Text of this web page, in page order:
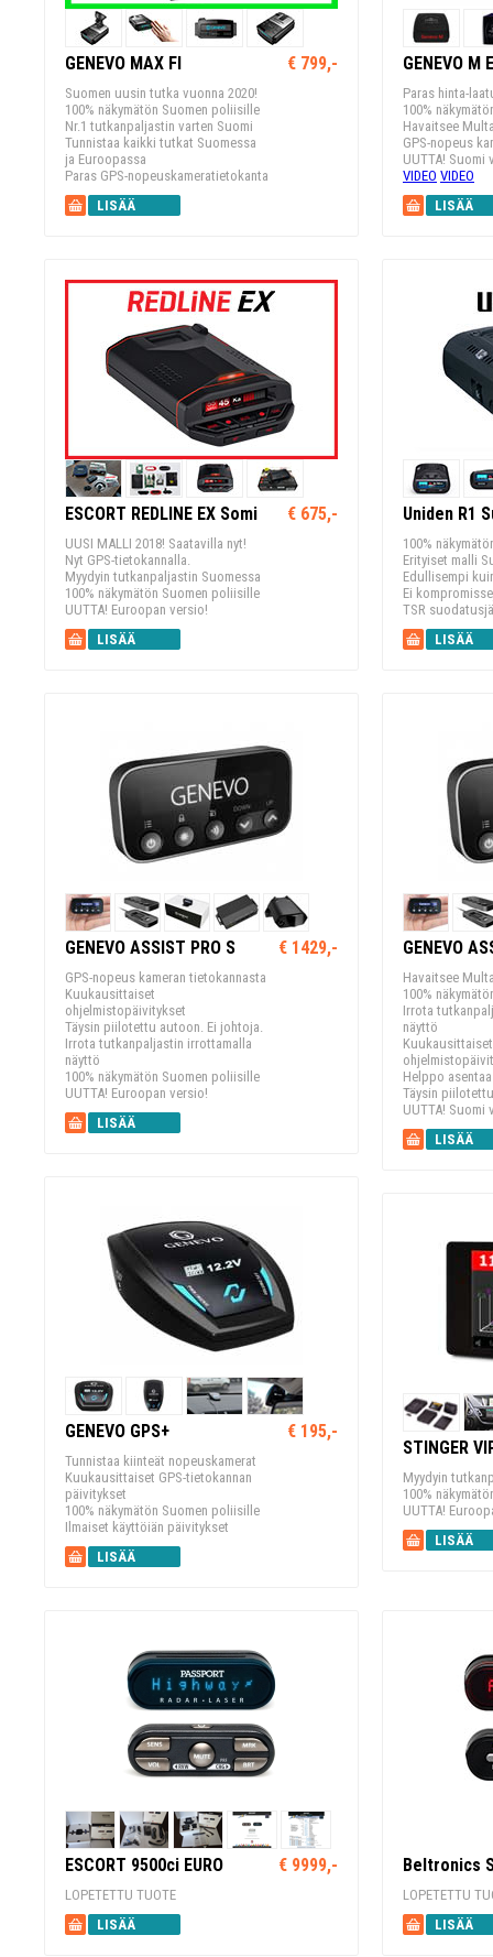
GENEVO MAX FI € 799,-
Suomen uusin tutka vuonna 2020!
100% näkymätön Suomen poliisille
Nr.1 tutkanpaljastin varten Suomi
Tunnistaa kaikki tutkat Suomessa
ja Euroopassa
Paras GPS-nopeuskameratietokanta
LISÄÄ
GENEVO M
Paras hinta-
100%
Havaitsee
GPS-nopeus
UUTTA! Suomi
VIDEO VIDEO
LISÄÄ
ESCORT REDLINE EX Somi € 675,-
UUSI MALLI 2018! Saatavilla nyt!
Nyt GPS-tietokannalla.
Myydyin tutkanpaljastin Suomessa
100% näkymätön Suomen poliisille
UUTTA! Euroopan versio!
LISÄÄ
Uniden R1
100%
Erityiset malli
Edullisempi
Ei
TSR
LISÄÄ
GENEVO ASSIST PRO S € 1429,-
GPS-nopeus kameran tietokannasta
Kuukausittaiset
ohjelmistopäivitykset
Täysin piilotettu autoon. Ei johtoja.
Irrota tutkanpaljastin irrottamalla
näyttö
100% näkymätön Suomen poliisille
UUTTA! Euroopan versio!
LISÄÄ
GENEVO
Havaitsee
100%
Irrota
näyttö
Kuukausittaiset
Helppo
Täysin
UUTTA! Suomi
LISÄÄ
GENEVO GPS+ € 195,-
Tunnistaa kiinteät nopeuskamerat
Kuukausittaiset GPS-tietokannan
päivitykset
100% näkymätön Suomen poliisille
Ilmaiset käyttöiän päivitykset
LISÄÄ
STINGER
Myydyin
100%
UUTTA!
LISÄÄ
ESCORT 9500ci EURO € 9999,-
LOPETETTU TUOTE
LISÄÄ
Beltronics
LOPETETTU
LISÄÄ